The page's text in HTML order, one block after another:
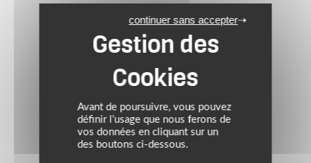
Casque SKWAL CUP
REPLICA GRANADO
339.99 €
REPLICA GRANADO
Avant de poursuivre, vous pouvez
définir l’usage que nous ferons de
vos données en cliquant sur un
des boutons ci-dessous.
continuer sans accepter